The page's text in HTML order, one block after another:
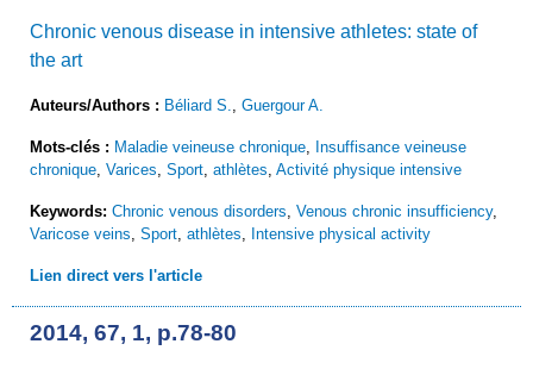
Chronic venous disease in intensive athletes: state of
the art
Auteurs/Authors : Béliard S. Guergour A.
Mots-clés : Maladie veineuse chronique
Insuffisance veineuse
chronique Varices Sport athlètes Activité physique intensive
Keywords: Chronic venous disorders Venous chronic insufficiency,
Varicose veins Sport athlètes Intensive physical activity
Lien direct vers l'article
2014, 67, 1, p.78-80